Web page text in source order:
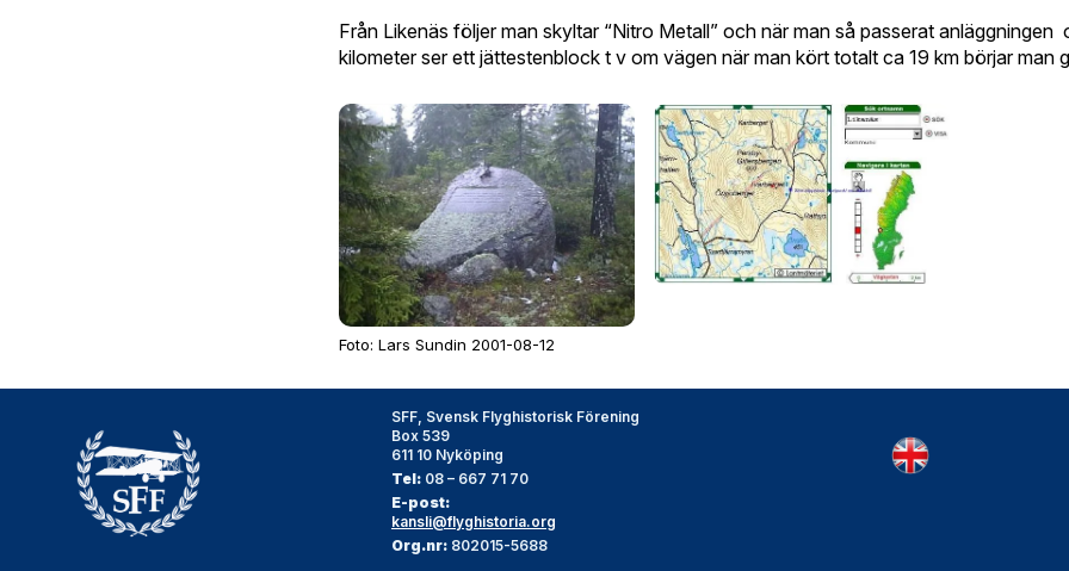
Från Likenäs följer man skyltar “Nitro Metall” och när man så passerat anläggningen
kilometer ser ett jättestenblock t v om vägen när man kört totalt ca 19 km börjar man
Foto: Lars Sundin 2001-08-12
SFF, Svensk Flyghistorisk Förening
Box 539
611 10 Nyköping
Tel: 08 – 667 71 70
E-post:
kansli@flyghistoria.org
Org.nr: 802015-5688